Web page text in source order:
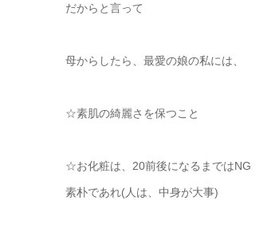
だからと言って
母からしたら、最愛の娘の私には、
☆素肌の綺麗さを保つこと
☆お化粧は、20前後になるまではNG
素朴であれ(人は、中身が大事)